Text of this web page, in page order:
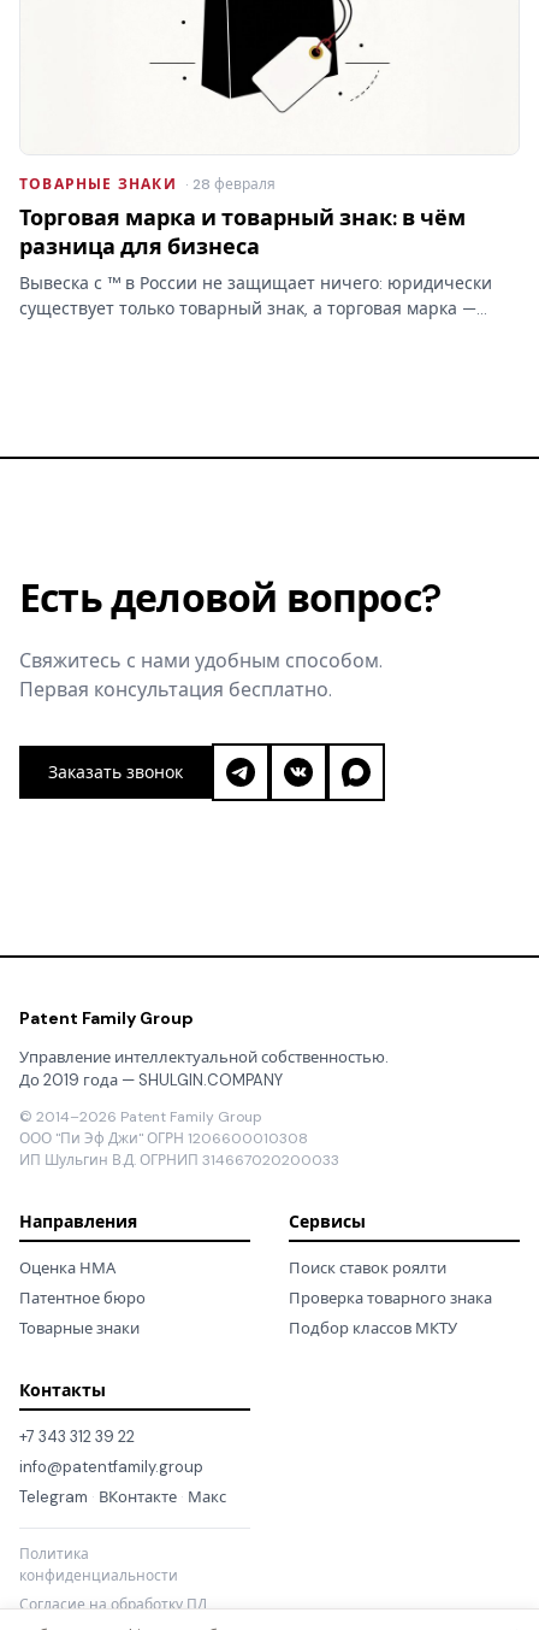
ТОВАРНЫЕ ЗНАКИ · 28 февраля
Торговая марка и товарный знак: в чём
разница для бизнеса
Вывеска с ™ в России не защищает ничего: юридически
существует только товарный знак, а торговая марка —
Есть деловой вопрос?
Свяжитесь с нами удобным способом.
Первая консультация бесплатно.
Заказать звонок
Patent Family Group
Управление интеллектуальной собственностью.
До 2019 года — SHULGIN.COMPANY
© 2014–2026 Patent Family Group
ООО "Пи Эф Джи" ОГРН 1206600010308
ИП Шульгин В.Д. ОГРНИП 314667020200033
Направления
Оценка НМА
Патентное бюро
Товарные знаки
Сервисы
Поиск ставок роялти
Проверка товарного знака
Подбор классов МКТУ
Контакты
+7 343 312 39 22
info@patentfamily.group
Telegram · ВКонтакте · Макс
Политика
конфиденциальности
Согласие на обработку ПД